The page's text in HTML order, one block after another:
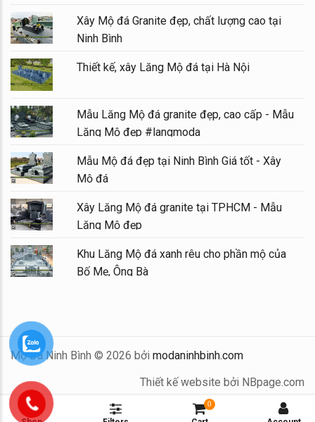
Xây Mộ đá Granite đẹp, chất lượng cao tại
Ninh Bình
Thiết kế, xây Lăng Mộ đá tại Hà Nội
Mẫu Lăng Mộ đá granite đẹp, cao cấp - Mẫu
Lăng Mộ đẹp #langmoda
Mẫu Mộ đá đẹp tại Ninh Bình Giá tốt - Xây
Mộ đá
Xây Lăng Mộ đá granite tại TPHCM - Mẫu
Lăng Mộ đẹp
Khu Lăng Mộ đá xanh rêu cho phần mộ của
Bố Mẹ, Ông Bà
Mộ Đá Ninh Bình © 2026 bởi modaninhbinh.com
Thiết kế website bởi NBpage.com
0